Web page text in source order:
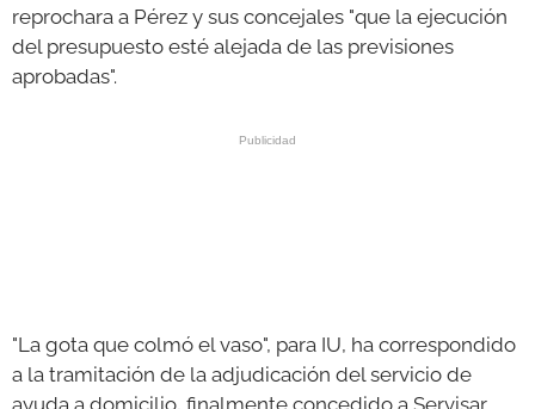
reprochara a Pérez y sus concejales "que la ejecución
del presupuesto esté alejada de las previsiones
aprobadas".
"La gota que colmó el vaso", para IU, ha correspondido
a la tramitación de la adjudicación del servicio de
ayuda a domicilio, finalmente concedido a Servisar